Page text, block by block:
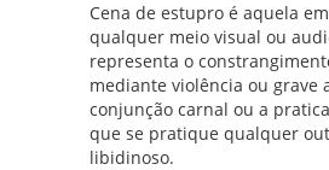
Cena de estupro é aquela
qualquer meio visual ou
representa o
mediante violência ou grave
conjunção carnal ou a
que se pratique qualquer
libidinoso.